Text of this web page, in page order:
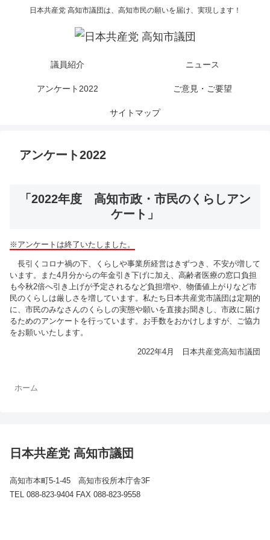
日本共産党 高知市議団は、高知市民の願いを届け、実現します！
議員紹介 ニュース
アンケート2022 ご意見・ご要望
サイトマップ
アンケート2022
「2022年度 高知市政・市民のくらしアン
ケート」
※アンケートは終了いたしました。
長引くコロナ禍の下、くらしや事業所経営はきずつき、不安が増して
います。また4月分からの年金引き下げに加え、高齢者医療の窓口負担
も今秋2倍へ引き上げが予定されるなど負担増や、物価値上がりなど市
民のくらしは厳しさを増しています。私たち日本共産党市議団は定期的
に、市民のみなさんのくらしの実態や願いを直接お聞きし、市政に届け
るためのアンケートを行っています。お手数をおかけしますが、ご協力
をお願いいたします。
2022年4月 日本共産党高知市議団
ホーム
日本共産党 高知市議団
高知市本町5-1-45 高知市役所本庁舎3F
TEL 088-823-9404 FAX 088-823-9558